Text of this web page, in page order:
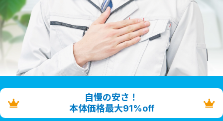
自慢の安さ！
本体価格最大91%off